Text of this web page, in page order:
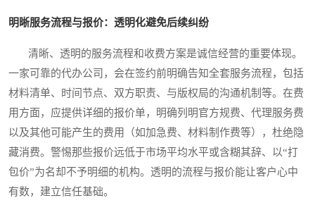
明晰服务流程与报价：透明化避免后续纠纷
清晰、透明的服务流程和收费方案是诚信经营的重要体现。
一家可靠的代办公司，会在签约前明确告知全套服务流程，包括
材料清单、时间节点、双方职责、与版权局的沟通机制等。在费
用方面，应提供详细的报价单，明确列明官方规费、代理服务费
以及其他可能产生的费用（如加急费、材料制作费等），杜绝隐
藏消费。警惕那些报价远低于市场平均水平或含糊其辞、以“打
包价”为名却不予明细的机构。透明的流程与报价能让客户心中
有数，建立信任基础。